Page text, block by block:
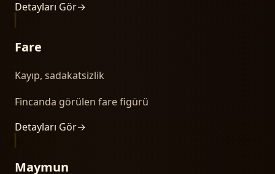
Detayları Gör→
Fare
Kayıp, sadakatsizlik
Fincanda görülen fare figürü
Detayları Gör→
Maymun